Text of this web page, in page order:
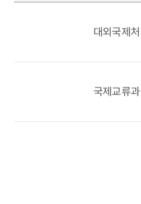
대외국제처
국제교류과